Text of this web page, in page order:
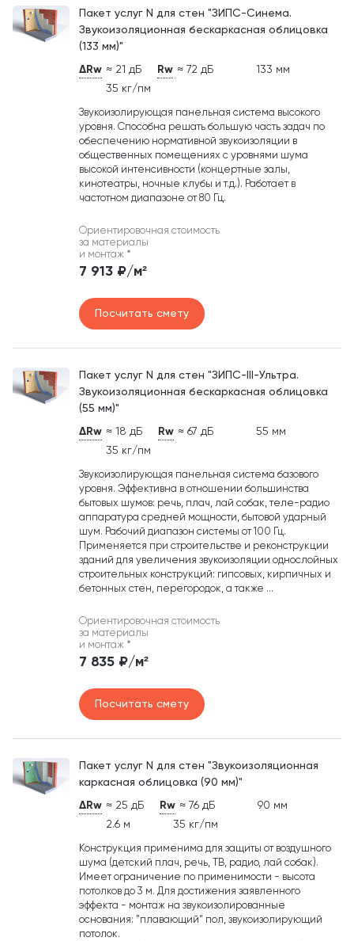
Пакет услуг N для стен "ЗИПС-Синема.
Звукоизоляционная бескаркасная облицовка
(133 мм)"
ΔRw ≈ 21 дБ Rw ≈ 72 дБ
133 мм
35 кг/пм
Звукоизолирующая панельная система высокого
уровня. Способна решать большую часть задач по
обеспечению нормативной звукоизоляции в
общественных помещениях с уровнями шума
высокой интенсивности (концертные залы,
кинотеатры, ночные клубы и т.д.). Работает в
частотном диапазоне от 80 Гц.
Ориентировочная стоимость
за материалы
и монтаж *
7 913 ₽/м²
Посчитать смету
Пакет услуг N для стен "ЗИПС-III-Ультра.
Звукоизоляционная бескаркасная облицовка
(55 мм)"
ΔRw ≈ 18 дБ Rw ≈ 67 дБ
55 мм
35 кг/пм
Звукоизолирующая панельная система базового
уровня. Эффективна в отношении большинства
бытовых шумов: речь, плач, лай собак, теле-радио
аппаратура средней мощности, бытовой ударный
шум. Рабочий диапазон системы от 100 Гц.
Применяется при строительстве и реконструкции
зданий для увеличения звукоизоляции однослойных
строительных конструкций: гипсовых, кирпичных и
бетонных стен, перегородок, а также ...
Ориентировочная стоимость
за материалы
и монтаж *
7 835 ₽/м²
Посчитать смету
Пакет услуг N для стен "Звукоизоляционная
каркасная облицовка (90 мм)"
ΔRw ≈ 25 дБ Rw ≈ 76 дБ
90 мм
2.6 м
35 кг/пм
Конструкция применима для защиты от воздушного
шума (детский плач, речь, ТВ, радио, лай собак).
Имеет ограничение по применимости - высота
потолков до 3 м. Для достижения заявленного
эффекта - монтаж на звукоизолированные
основания: "плавающий" пол, звукоизолирующий
потолок.